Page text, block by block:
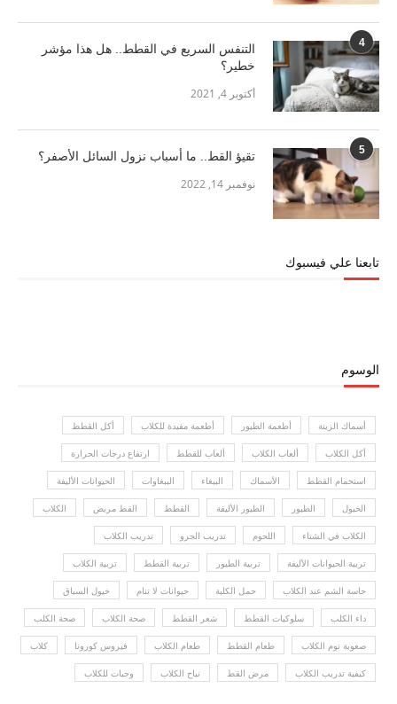
4
التنفس السريع في القطط.. هل هذا مؤشر
خطير؟
أكتوبر 4, 2021
5 تقيؤ القط.. ما أسباب نزول السائل الأصفر؟
نوفمبر 14, 2022
تابعنا علي فيسبوك
الوسوم
أسماك الزينة أطعمة الطيور أطعمة مفيدة للكلاب أكل القطط
أكل الكلاب ألعاب الكلاب ألعاب للقطط ارتفاع درجات الحرارة
استحمام القطط الأسماك الببغاء الببغاوات الحيوانات الأليفة
الخيول الطيور الطيور الأليفة القطط القط مريض الكلاب
الكلاب في الشتاء اللحوم تدريب الجرو تدريب الكلاب
تربية الحيوانات الأليفة تربية الطيور تربية القطط تربية الكلاب
حاسة الشم عند الكلاب حمل الكلبة حيوانات لا تنام خيول السباق
داء الكلب سلوكيات القطط شعر القطط صحة الكلاب صحة الكلب
صعوبة نوم الكلاب طعام القطط طعام الكلاب فيروس كورونا كلاب
كيفية تدريب الكلاب مرض القط نباح الكلاب وجبات للكلاب